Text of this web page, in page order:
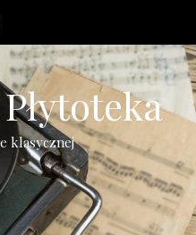
klasycznej